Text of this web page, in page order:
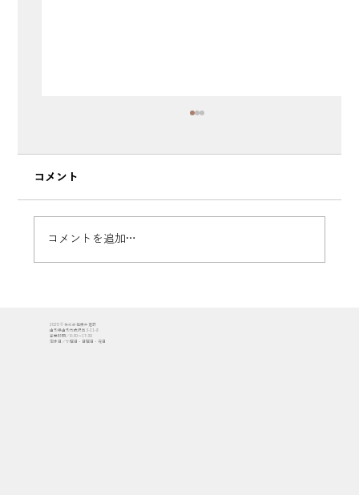
ト！家の骨組みが完成する3日間｜『四季
コメント
コメントを追加…
2025 © 株式会社櫻井建設
山形県山形市成沢西3-21-8
営業時間／8:30〜17:30
定休日／水曜日・日曜日・祝日